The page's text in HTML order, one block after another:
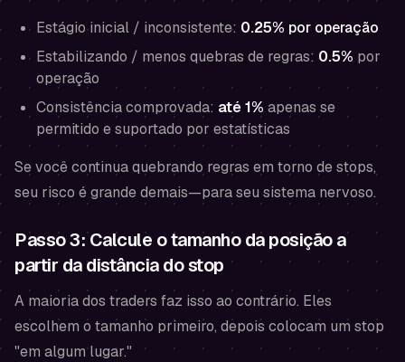
Estágio inicial / inconsistente: 0.25% por operação
Estabilizando / menos quebras de regras: 0.5% por
operação
Consistência comprovada: até 1% apenas se
permitido e suportado por estatísticas
Se você continua quebrando regras em torno de stops,
seu risco é grande demais—para seu sistema nervoso.
Passo 3: Calcule o tamanho da posição a
partir da distância do stop
A maioria dos traders faz isso ao contrário. Eles
escolhem o tamanho primeiro, depois colocam um stop
"em algum lugar."